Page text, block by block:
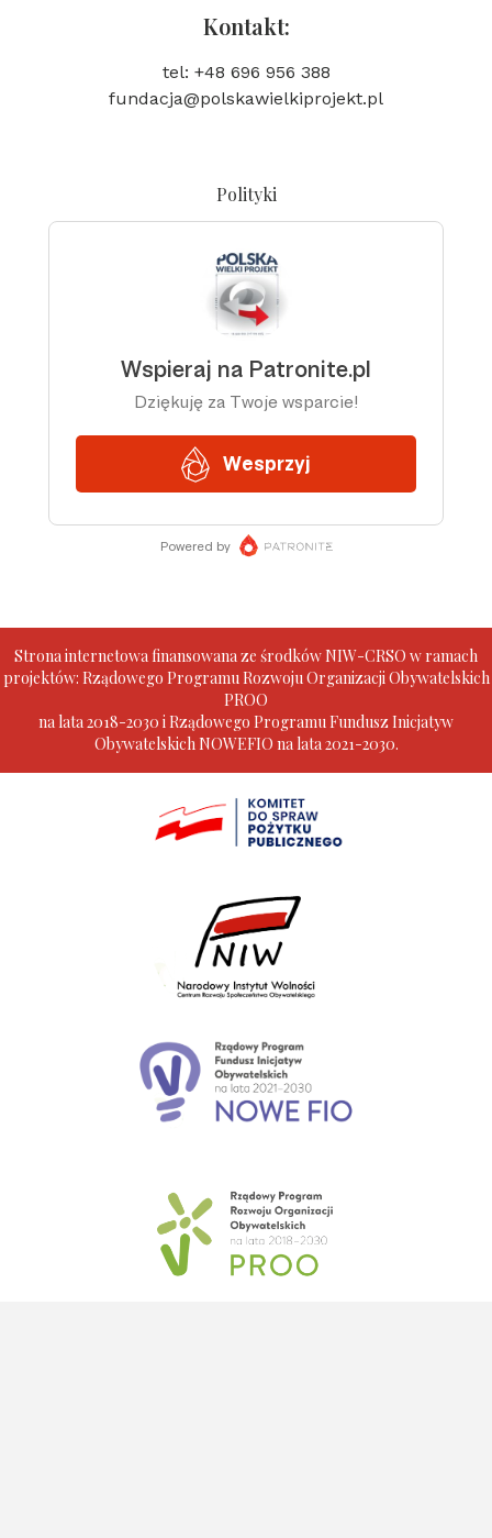
Kontakt:
tel: +48 696 956 388
fundacja@polskawielkiprojekt.pl
Polityki
Strona internetowa finansowana ze środków NIW-CRSO w ramach
projektów: Rządowego Programu Rozwoju Organizacji Obywatelskich
PROO
na lata 2018-2030 i Rządowego Programu Fundusz Inicjatyw
Obywatelskich NOWEFIO na lata 2021-2030.